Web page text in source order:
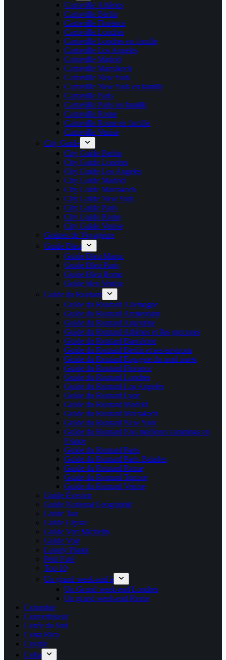
Cartoville Athènes
Cartoville Berlin
Cartoville Florence
Cartoville Londres
Cartoville Londres en famille
Cartoville Los Angeles
Cartoville Madrid
Cartoville Marrakech
Cartoville New York
Cartoville New York en famille
Cartoville Paris
Cartoville Paris en famille
Cartoville Rome
Cartoville Rome en famille
Cartoville Venise
City Guide
City Guide Berlin
City Guide Londres
City Guide Los Angeles
City Guide Madrid
City Guide Marrakech
City Guide New York
City Guide Paris
City Guide Rome
City Guide Venise
Graines de Voyageurs
Guide Bleu
Guide Bleu Maroc
Guide Bleu Paris
Guide Bleu Rome
Guide bleu Venise
Guide du Routard
Guide du Routard Allemagne
Guide du Routard Amsterdam
Guide du Routard Argentine
Guide du Routard Athènes et îles grecques
Guide du Routard Barcelone
Guide du Routard Berlin et ses environs
Guide du Routard Espagne du nord ouest
Guide du Routard Florence
Guide du Routard Londres
Guide du Routard Los Angeles
Guide du Routard Lyon
Guide du Routard Madrid
Guide du Routard Marrakech
Guide du Routard New York
Guide du Routard Nos meilleurs campings en
France
Guide du Routard Paris
Guide du Routard Paris Balades
Guide du Routard Rome
Guide du Routard Tunisie
Guide du Routard Venise
Guide Évasion
Guide National Geographic
Guide Tao
Guide Ulysse
Guide Vert Michelin
Guide Voir
Lonely Planet
Petit Futé
Top 10
Un grand week-end à
Un Grand week-end Londres
Un grand week-end Rome
Colombie
Convertisseur
Corée du Sud
Costa Rica
Croatie
Cuba